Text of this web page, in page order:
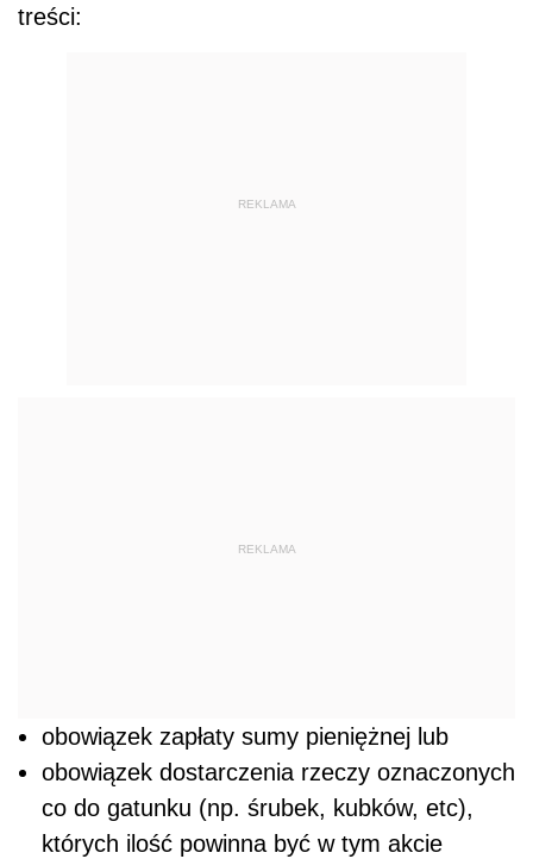
treści:
REKLAMA
REKLAMA
obowiązek zapłaty sumy pieniężnej lub
obowiązek dostarczenia rzeczy oznaczonych
co do gatunku (np. śrubek, kubków, etc),
których ilość powinna być w tym akcie